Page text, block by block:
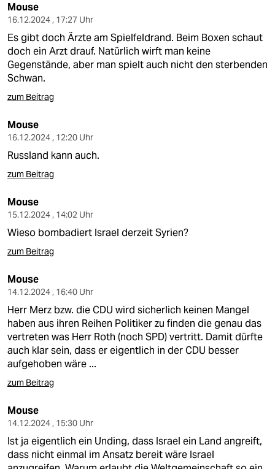
Mouse
16.12.2024 , 17:27 Uhr
Es gibt doch Ärzte am Spielfeldrand. Beim Boxen schaut
doch ein Arzt drauf. Natürlich wirft man keine
Gegenstände, aber man spielt auch nicht den sterbenden
Schwan.
zum Beitrag
Mouse
16.12.2024 , 12:20 Uhr
Russland kann auch.
zum Beitrag
Mouse
15.12.2024 , 14:02 Uhr
Wieso bombadiert Israel derzeit Syrien?
zum Beitrag
Mouse
14.12.2024 , 16:40 Uhr
Herr Merz bzw. die CDU wird sicherlich keinen Mangel
haben aus ihren Reihen Politiker zu finden die genau das
vertreten was Herr Roth (noch SPD) vertritt. Damit dürfte
auch klar sein, dass er eigentlich in der CDU besser
aufgehoben wäre ...
zum Beitrag
Mouse
14.12.2024 , 15:30 Uhr
Ist ja eigentlich ein Unding, dass Israel ein Land angreift,
dass nicht einmal im Ansatz bereit wäre Israel